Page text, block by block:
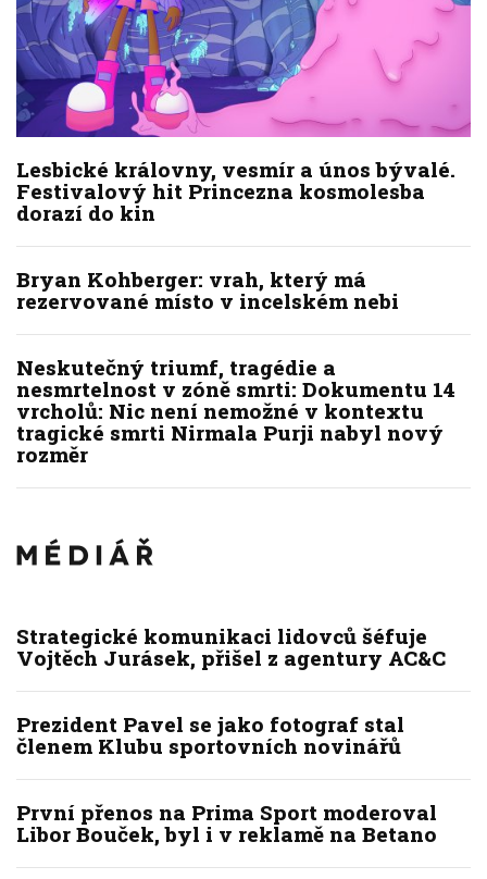
Lesbické královny, vesmír a únos bývalé.
Festivalový hit Princezna kosmolesba
dorazí do kin
Bryan Kohberger: vrah, který má
rezervované místo v incelském nebi
Neskutečný triumf, tragédie a
nesmrtelnost v zóně smrti: Dokumentu 14
vrcholů: Nic není nemožné v kontextu
tragické smrti Nirmala Purji nabyl nový
rozměr
Strategické komunikaci lidovců šéfuje
Vojtěch Jurásek, přišel z agentury AC&C
Prezident Pavel se jako fotograf stal
členem Klubu sportovních novinářů
První přenos na Prima Sport moderoval
Libor Bouček, byl i v reklamě na Betano